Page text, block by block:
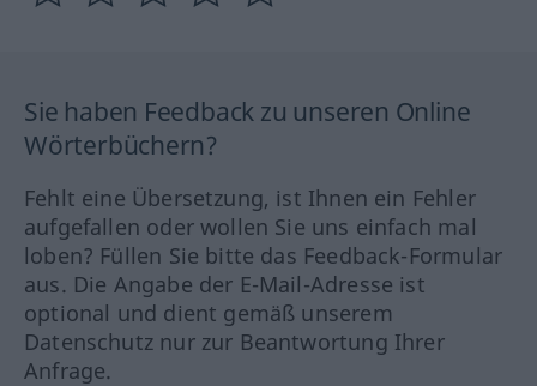
Sie haben Feedback zu unseren Online
Wörterbüchern?
Fehlt eine Übersetzung, ist Ihnen ein Fehler
aufgefallen oder wollen Sie uns einfach mal
loben? Füllen Sie bitte das Feedback-Formular
aus. Die Angabe der E-Mail-Adresse ist
optional und dient gemäß unserem
Datenschutz nur zur Beantwortung Ihrer
Anfrage.